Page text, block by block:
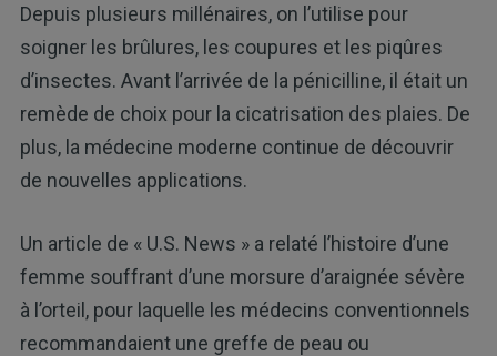
Depuis plusieurs millénaires, on l’utilise pour
soigner les brûlures, les coupures et les piqûres
d’insectes. Avant l’arrivée de la pénicilline, il était un
remède de choix pour la cicatrisation des plaies. De
plus, la médecine moderne continue de découvrir
de nouvelles applications.
Un article de « U.S. News » a relaté l’histoire d’une
femme souffrant d’une morsure d’araignée sévère
à l’orteil, pour laquelle les médecins conventionnels
recommandaient une greffe de peau ou